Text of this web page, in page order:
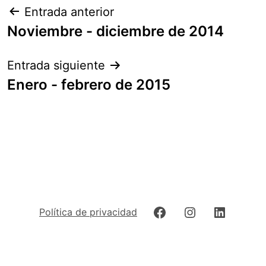
Navegación
de
Entrada anterior
Noviembre - diciembre de 2014
Entrada siguiente
Enero - febrero de 2015
Política de privacidad FacebookInstagram